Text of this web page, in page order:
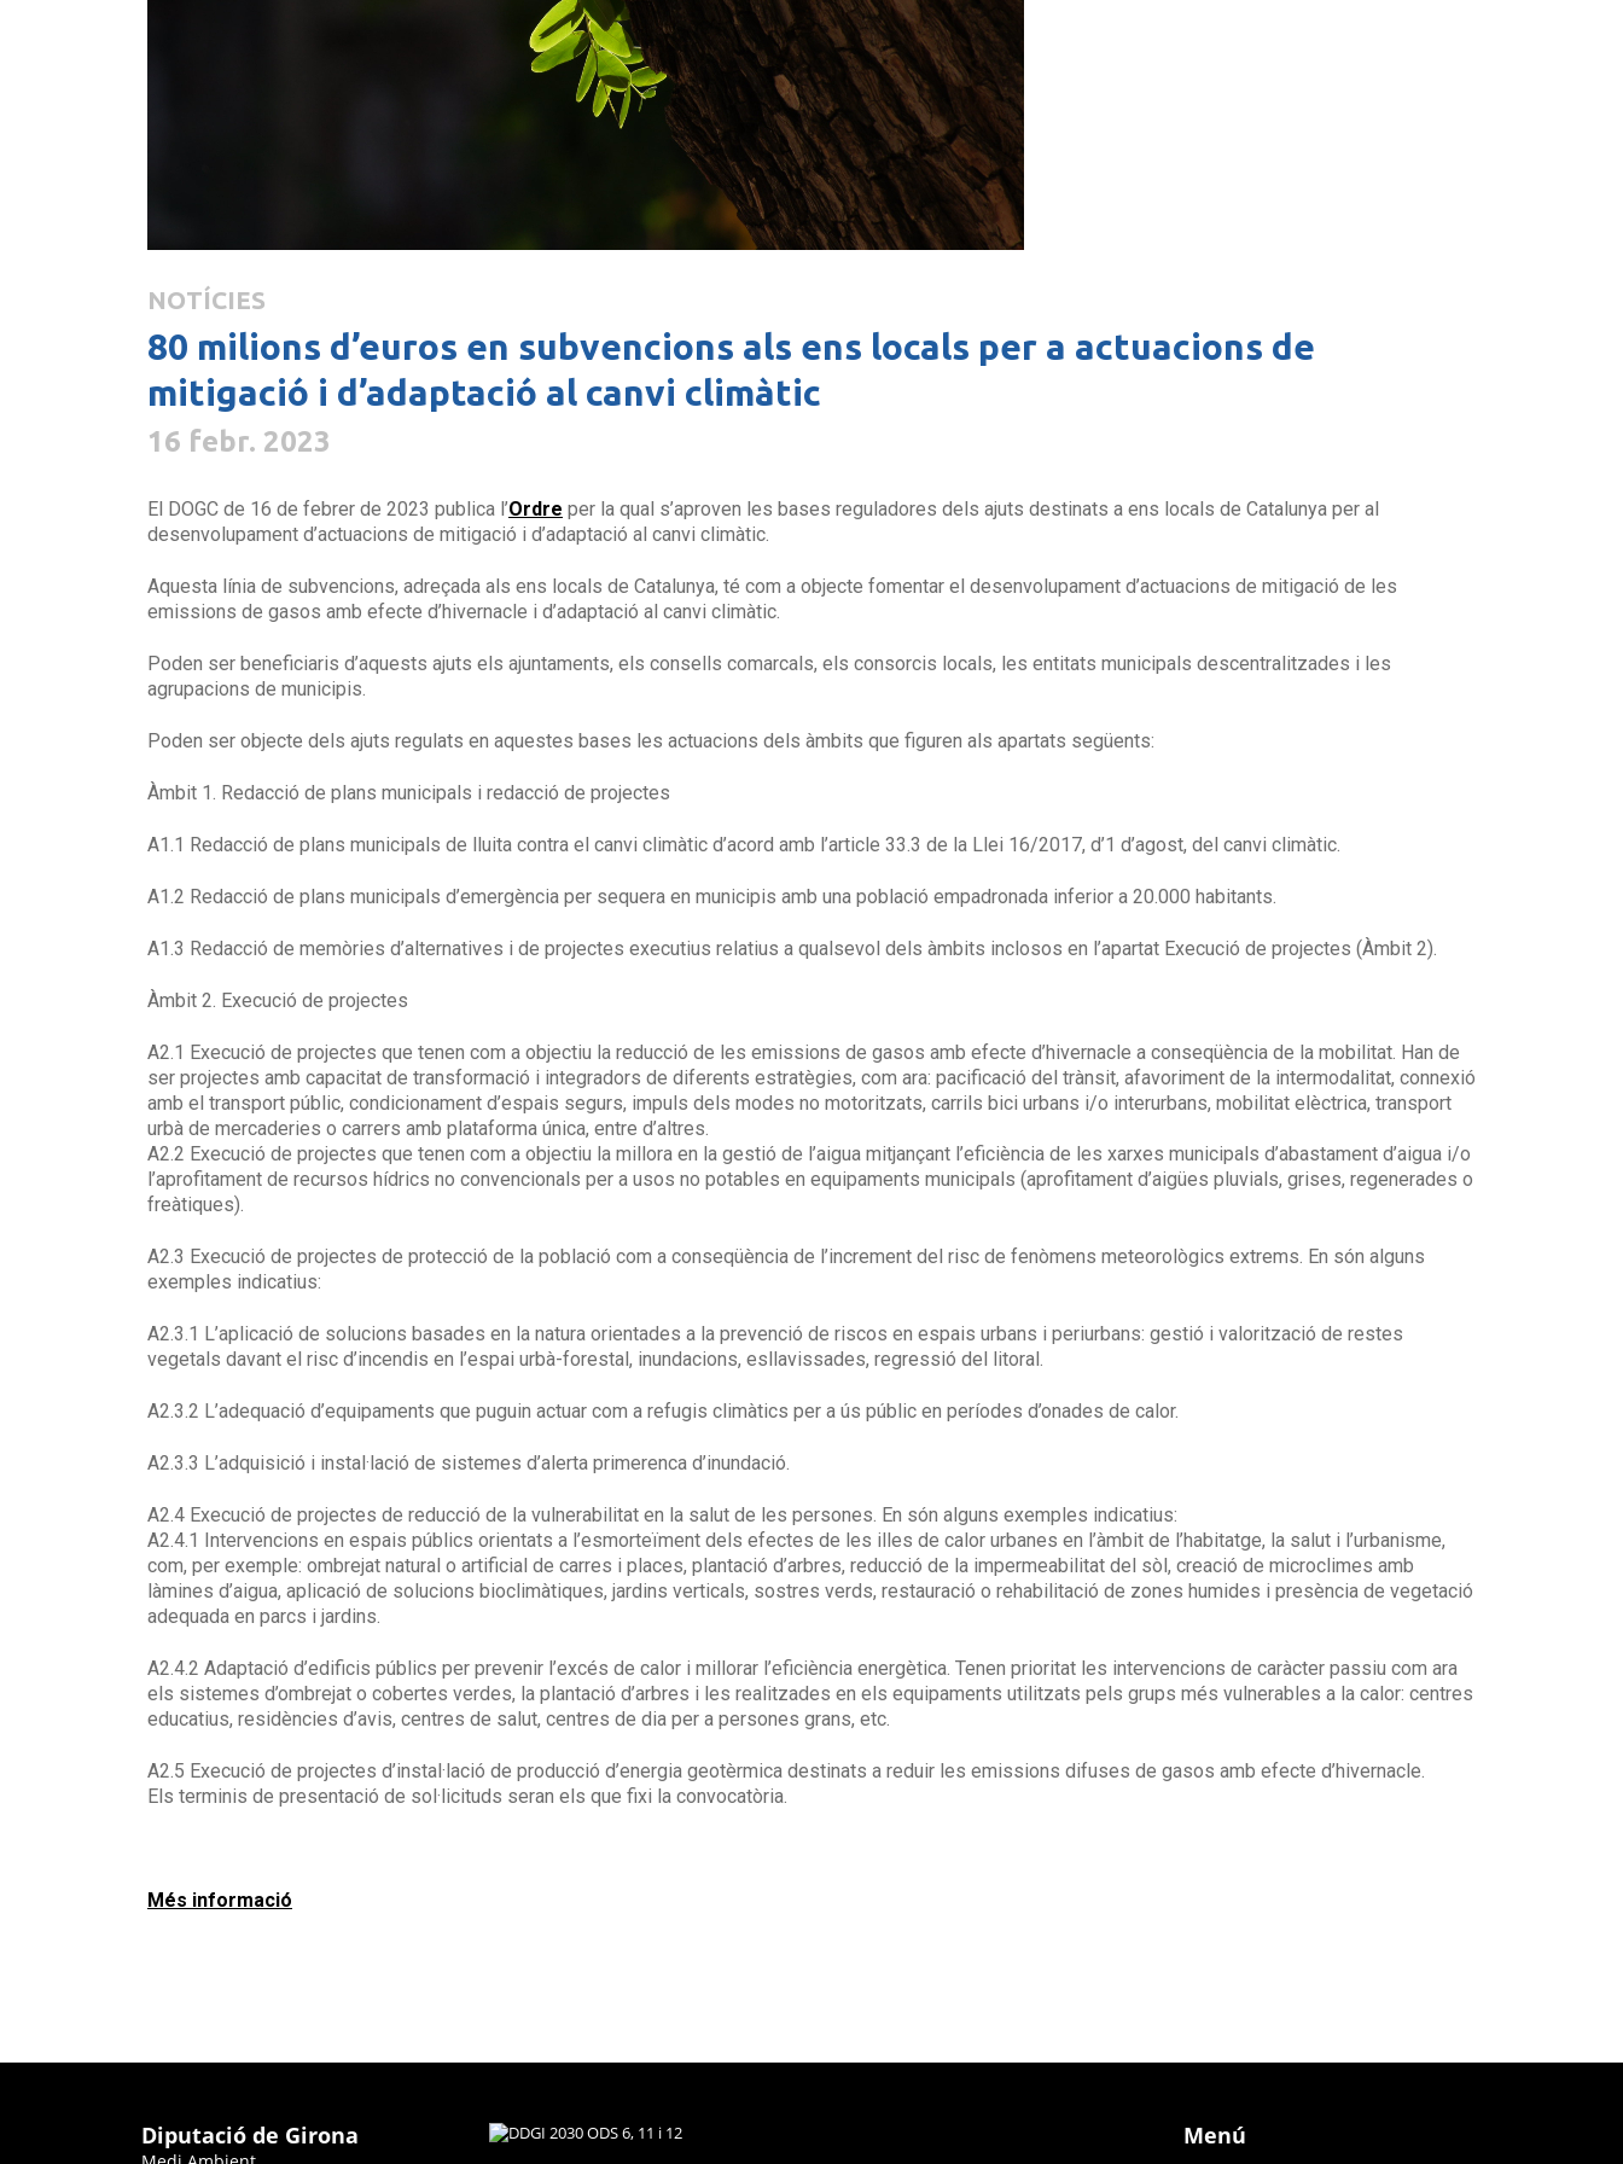
NOTÍCIES
80 milions d’euros en subvencions als ens locals per a actuacions de
mitigació i d’adaptació al canvi climàtic
16 febr. 2023
El DOGC de 16 de febrer de 2023 publica l’Ordre per la qual s’aproven les bases reguladores dels ajuts destinats a ens locals de Catalunya per al
desenvolupament d’actuacions de mitigació i d’adaptació al canvi climàtic.
Aquesta línia de subvencions, adreçada als ens locals de Catalunya, té com a objecte fomentar el desenvolupament d’actuacions de mitigació de les
emissions de gasos amb efecte d’hivernacle i d’adaptació al canvi climàtic.
Poden ser beneficiaris d’aquests ajuts els ajuntaments, els consells comarcals, els consorcis locals, les entitats municipals descentralitzades i les
agrupacions de municipis.
Poden ser objecte dels ajuts regulats en aquestes bases les actuacions dels àmbits que figuren als apartats següents:
Àmbit 1. Redacció de plans municipals i redacció de projectes
A1.1 Redacció de plans municipals de lluita contra el canvi climàtic d’acord amb l’article 33.3 de la Llei 16/2017, d’1 d’agost, del canvi climàtic.
A1.2 Redacció de plans municipals d’emergència per sequera en municipis amb una població empadronada inferior a 20.000 habitants.
A1.3 Redacció de memòries d’alternatives i de projectes executius relatius a qualsevol dels àmbits inclosos en l’apartat Execució de projectes (Àmbit 2).
Àmbit 2. Execució de projectes
A2.1 Execució de projectes que tenen com a objectiu la reducció de les emissions de gasos amb efecte d’hivernacle a conseqüència de la mobilitat. Han de
ser projectes amb capacitat de transformació i integradors de diferents estratègies, com ara: pacificació del trànsit, afavoriment de la intermodalitat, connexió
amb el transport públic, condicionament d’espais segurs, impuls dels modes no motoritzats, carrils bici urbans i/o interurbans, mobilitat elèctrica, transport
urbà de mercaderies o carrers amb plataforma única, entre d’altres.
A2.2 Execució de projectes que tenen com a objectiu la millora en la gestió de l’aigua mitjançant l’eficiència de les xarxes municipals d’abastament d’aigua i/o
l’aprofitament de recursos hídrics no convencionals per a usos no potables en equipaments municipals (aprofitament d’aigües pluvials, grises, regenerades o
freàtiques).
A2.3 Execució de projectes de protecció de la població com a conseqüència de l’increment del risc de fenòmens meteorològics extrems. En són alguns
exemples indicatius:
A2.3.1 L’aplicació de solucions basades en la natura orientades a la prevenció de riscos en espais urbans i periurbans: gestió i valorització de restes
vegetals davant el risc d’incendis en l’espai urbà-forestal, inundacions, esllavissades, regressió del litoral.
A2.3.2 L’adequació d’equipaments que puguin actuar com a refugis climàtics per a ús públic en períodes d’onades de calor.
A2.3.3 L’adquisició i instal·lació de sistemes d’alerta primerenca d’inundació.
A2.4 Execució de projectes de reducció de la vulnerabilitat en la salut de les persones. En són alguns exemples indicatius:
A2.4.1 Intervencions en espais públics orientats a l’esmorteïment dels efectes de les illes de calor urbanes en l’àmbit de l’habitatge, la salut i l’urbanisme,
com, per exemple: ombrejat natural o artificial de carres i places, plantació d’arbres, reducció de la impermeabilitat del sòl, creació de microclimes amb
làmines d’aigua, aplicació de solucions bioclimàtiques, jardins verticals, sostres verds, restauració o rehabilitació de zones humides i presència de vegetació
adequada en parcs i jardins.
A2.4.2 Adaptació d’edificis públics per prevenir l’excés de calor i millorar l’eficiència energètica. Tenen prioritat les intervencions de caràcter passiu com ara
els sistemes d’ombrejat o cobertes verdes, la plantació d’arbres i les realitzades en els equipaments utilitzats pels grups més vulnerables a la calor: centres
educatius, residències d’avis, centres de salut, centres de dia per a persones grans, etc.
A2.5 Execució de projectes d’instal·lació de producció d’energia geotèrmica destinats a reduir les emissions difuses de gasos amb efecte d’hivernacle.
Els terminis de presentació de sol·licituds seran els que fixi la convocatòria.
Més informació
Diputació de Girona Menú